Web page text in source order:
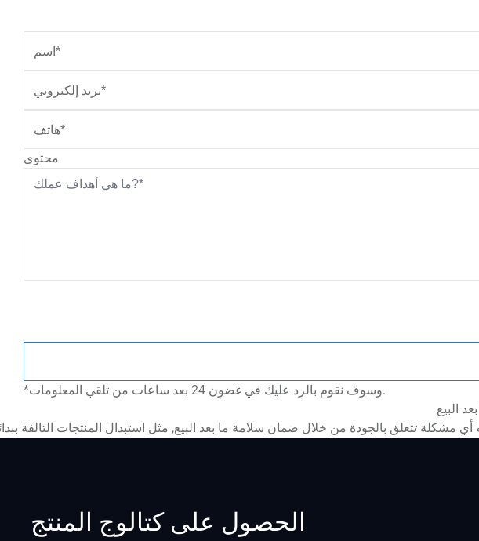
محتوى
*وسوف نقوم بالرد عليك في غضون 24 بعد ساعات من تلقي المعلومات.
البيع
أي مشكلة تتعلق بالجودة من خلال ضمان سلامة ما بعد البيع, مثل استبدال المنتجات التالفة
الحصول على كتالوج المنتج